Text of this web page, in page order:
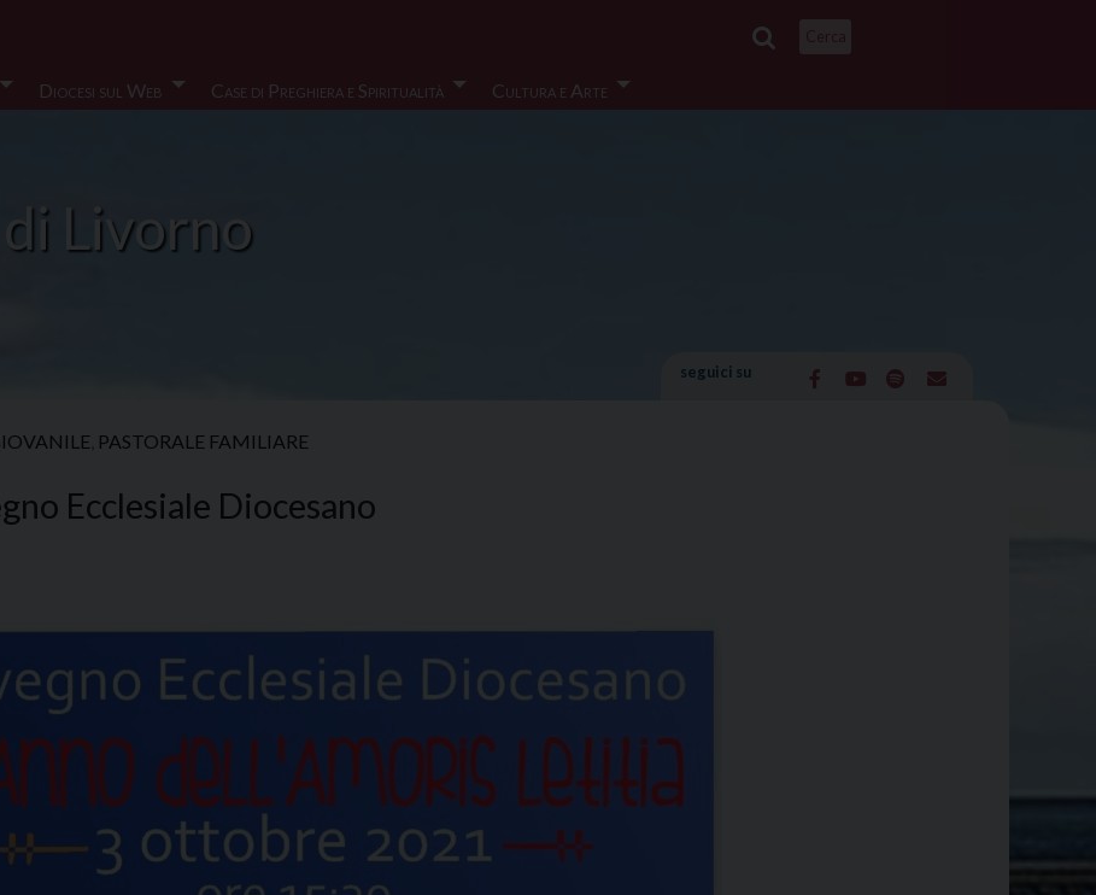
Diocesi sul Web Case di Preghiera e Spiritualità Cultura e Arte
Livorno
seguici su
PASTORALE FAMILIARE
Ecclesiale Diocesano